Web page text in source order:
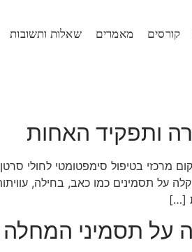
קורסים מאמרים שאלות ותשובות
ותפקיד האחות
מרכזי בטיפול סימפטומטי לחולי
תסמינים כמו כאב, בחילה,
[…]
על תסמיני המחלה